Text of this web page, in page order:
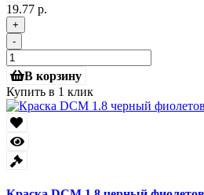
19.77 р.
+
-
В корзину
Купить в 1 клик